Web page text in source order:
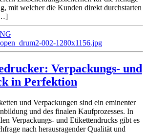
mit welcher die Kunden direkt durchstarten
Verpackungs- und
in Perfektion
und Verpackungen sind ein eminenter
und des finalen Kaufprozesses. In
Verpackungs- und Etikettendrucks gibt es
nach herausragender Qualität und